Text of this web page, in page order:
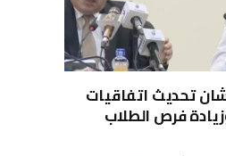
تحديث اتفاقيات
فرص الطلاب